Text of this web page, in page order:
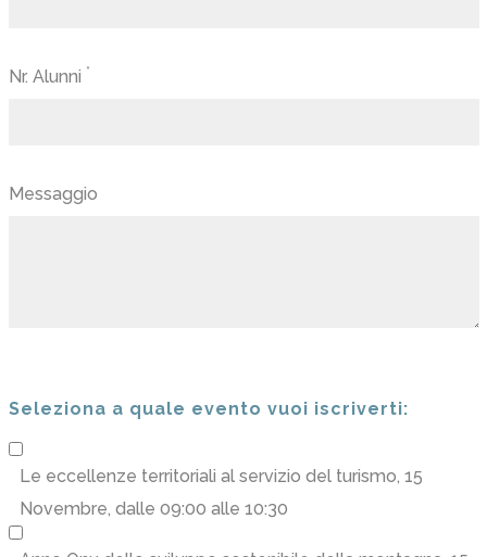
Nr. Alunni *
Messaggio
Seleziona a quale evento vuoi iscriverti:
Le eccellenze territoriali al servizio del turismo, 15
Novembre, dalle 09:00 alle 10:30